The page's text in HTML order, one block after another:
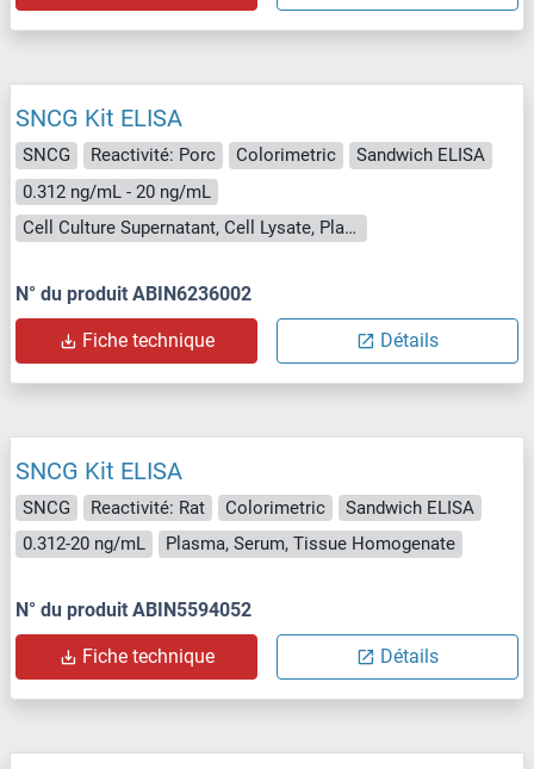
SNCG Kit ELISA
SNCG Reactivité: Porc Colorimetric
Sandwich ELISA
0.312 ng/mL - 20 ng/mL
Cell Culture Supernatant, Cell Lysate, Plasma, Serum, Tissue Homogenate
N° du produit ABIN6236002
Fiche technique Détails
SNCG Kit ELISA
SNCG Reactivité: Rat Colorimetric
Sandwich ELISA
0.312-20 ng/mL
Plasma, Serum, Tissue Homogenate
N° du produit ABIN5594052
Fiche technique Détails